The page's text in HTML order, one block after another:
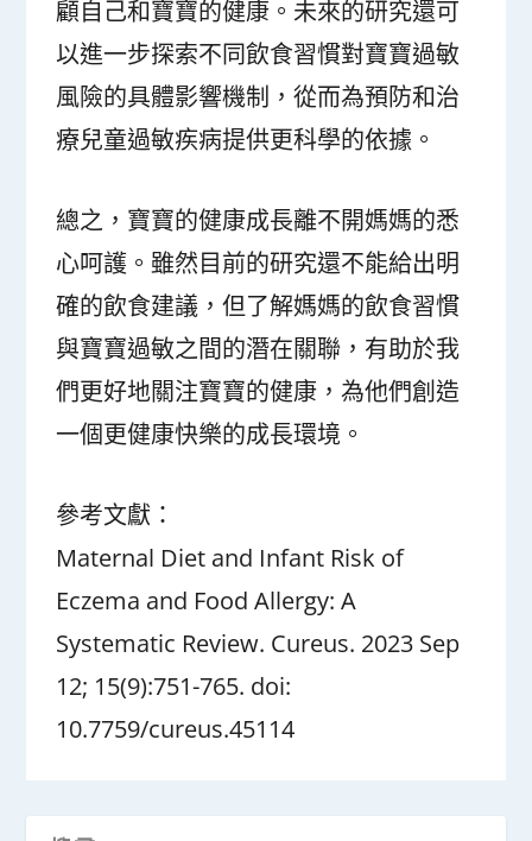
顧自己和寶寶的健康。未來的研究還可
以進一步探索不同飲食習慣對寶寶過敏
風險的具體影響機制，從而為預防和治
療兒童過敏疾病提供更科學的依據。
總之，寶寶的健康成長離不開媽媽的悉
心呵護。雖然目前的研究還不能給出明
確的飲食建議，但了解媽媽的飲食習慣
與寶寶過敏之間的潛在關聯，有助於我
們更好地關注寶寶的健康，為他們創造
一個更健康快樂的成長環境。
參考文獻：
Maternal Diet and Infant Risk of
Eczema and Food Allergy: A
Systematic Review. Cureus. 2023 Sep
12; 15(9):751-765. doi:
10.7759/cureus.45114